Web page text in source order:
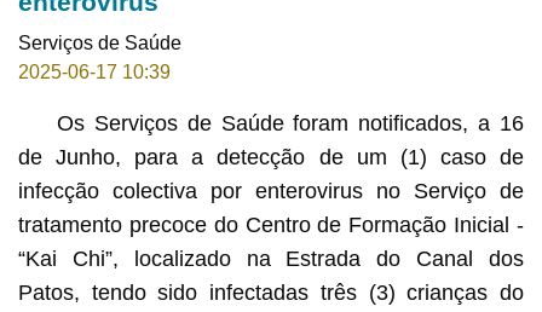
Serviços de Saúde
2025-06-17 10:39
Os Serviços de Saúde foram notificados, a 16
de Junho, para a detecção de um (1) caso de
infecção colectiva por enterovirus no Serviço de
tratamento precoce do Centro de Formação Inicial -
“Kai Chi”, localizado na Estrada do Canal dos
Patos, tendo sido infectadas três (3) crianças do